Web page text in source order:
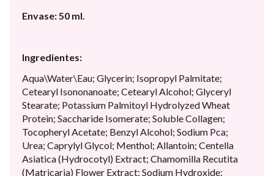
Envase: 50 ml.
Ingredientes:
Aqua\Water\Eau; Glycerin; Isopropyl Palmitate;
Cetearyl Isononanoate; Cetearyl Alcohol; Glyceryl
Stearate; Potassium Palmitoyl Hydrolyzed Wheat
Protein; Saccharide Isomerate; Soluble Collagen;
Tocopheryl Acetate; Benzyl Alcohol; Sodium Pca;
Urea; Caprylyl Glycol; Menthol; Allantoin; Centella
Asiatica (Hydrocotyl) Extract; Chamomilla Recutita
(Matricaria) Flower Extract; Sodium Hydroxide;